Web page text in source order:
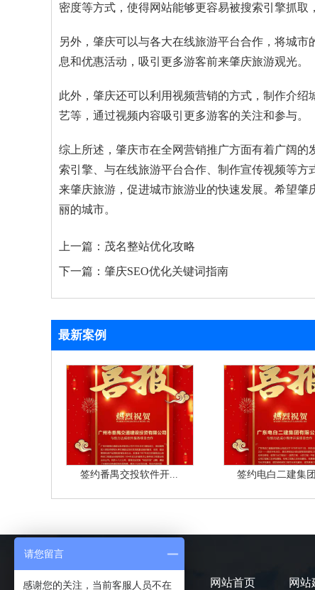
密度等方式，使得网站能够更容易被搜索引擎抓取
另外，肇庆可以与各大在线旅游平台合作，将城
息和优惠活动，吸引更多游客前来肇庆旅游观光。
此外，肇庆还可以利用视频营销的方式，制作介
艺等，通过视频内容吸引更多游客的关注和参与。
综上所述，肇庆市在全网营销推广方面有着广阔
索引擎、与在线旅游平台合作、制作宣传视频等
来肇庆旅游，促进城市旅游业的快速发展。希望
丽的城市。
上一篇： 茂名整站优化攻略
下一篇： 肇庆SEO优化关键词指南
最新案例
签约番禺交投软件开... 签约电白二建集团
网站首页 网站
请您留言
感谢您的关注，当前客服人员不在